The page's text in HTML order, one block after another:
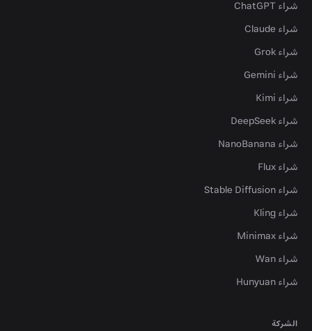
شراء ChatGPT
شراء Claude
شراء Grok
شراء Gemini
شراء Kimi
شراء DeepSeek
شراء NanoBanana
شراء Flux
شراء Stable Diffusion
شراء Kling
شراء Minimax
شراء Wan
شراء Hunyuan
الشركة